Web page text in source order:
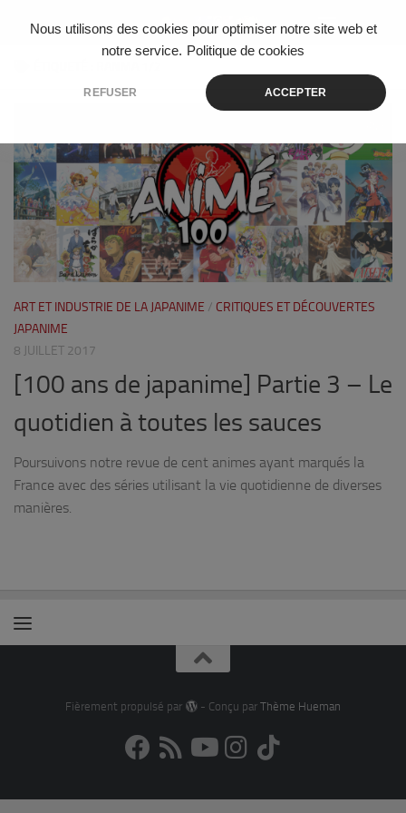
Nous utilisons des cookies pour optimiser notre site web et
notre service. Politique de cookies
REFUSER ACCEPTER
Skip to content
ART ET INDUSTRIE DE LA JAPANIME / CRITIQUES ET DÉCOUVERTES
JAPANIME
8 JUILLET 2017
[100 ans de japanime] Partie 3 – Le
quotidien à toutes les sauces
Poursuivons notre revue de cent animes ayant marqués la
France avec des séries utilisant la vie quotidienne de diverses
manières.
Fièrement propulsé par - Conçu par Thème Hueman